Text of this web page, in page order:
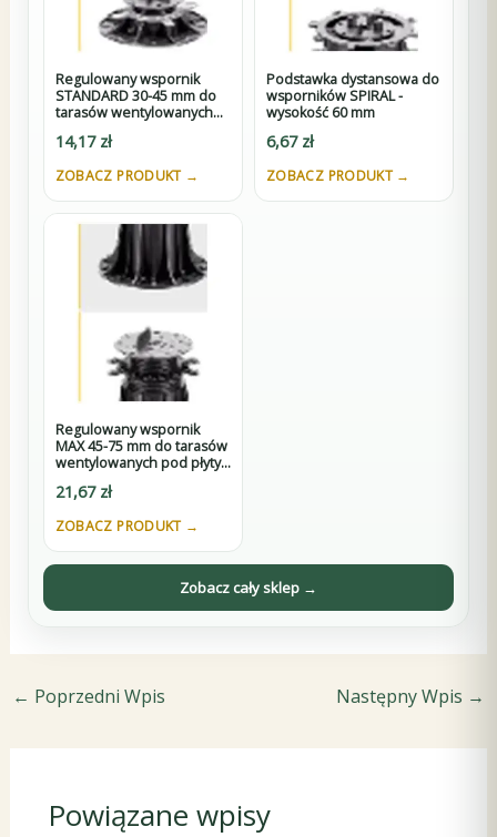
Regulowany wspornik
STANDARD 30-45 mm do
tarasów wentylowanych
14,17 zł
ZOBACZ PRODUKT →
Podstawka dystansowa do
wsporników SPIRAL -
wysokość 60 mm
6,67 zł
ZOBACZ PRODUKT →
Regulowany wspornik
MAX 45-75 mm do tarasów
wentylowanych pod płyty
21,67 zł
ZOBACZ PRODUKT →
Zobacz cały sklep →
← Poprzedni Wpis Następny Wpis →
Powiązane wpisy